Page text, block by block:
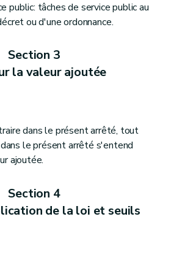
public: tâches de service public au
ou d'une ordonnance.
Section 3
la valeur ajoutée
dans le présent arrêté, tout
le présent arrêté s'entend
ajoutée.
Section 4
de la loi et seuils